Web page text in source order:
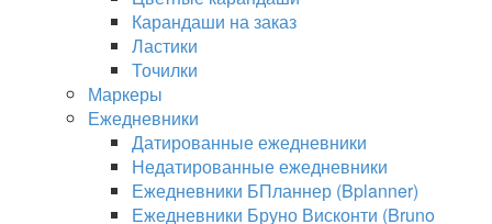
Карандаши на заказ
Ластики
Точилки
Маркеры
Ежедневники
Датированные ежедневники
Недатированные ежедневники
Ежедневники БПланнер (Bplanner)
Ежедневники Бруно Висконти (Bruno